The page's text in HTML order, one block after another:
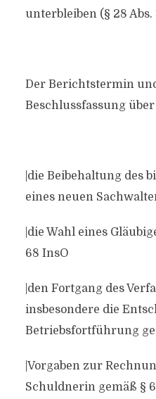
unterbleiben (§ 28 Abs.
Der Berichtstermin
Beschlussfassung über
|die Beibehaltung des
eines neuen
|die Wahl eines
68 InsO
|den Fortgang des
insbesondere die
Betriebsfortführung
|Vorgaben zur
Schuldnerin gemäß §